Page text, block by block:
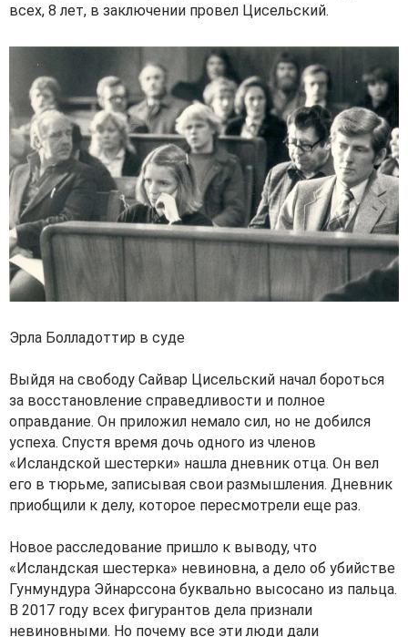
всех, 8 лет, в заключении провел Цисельский.
Эрла Болладоттир в суде
Выйдя на свободу Сайвар Цисельский начал бороться
за восстановление справедливости и полное
оправдание. Он приложил немало сил, но не добился
успеха. Спустя время дочь одного из членов
«Исландской шестерки» нашла дневник отца. Он вел
его в тюрьме, записывая свои размышления. Дневник
приобщили к делу, которое пересмотрели еще раз.
Новое расследование пришло к выводу, что
«Исландская шестерка» невиновна, а дело об убийстве
Гунмундура Эйнарссона буквально высосано из пальца.
В 2017 году всех фигурантов дела признали
невиновными. Но почему все эти люди дали